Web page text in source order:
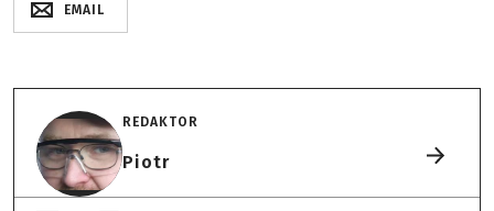
EMAIL
REDAKTOR
Piotr